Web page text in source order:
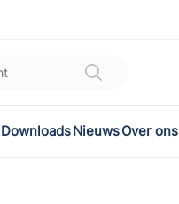
DownloadsNieuwsOver ons